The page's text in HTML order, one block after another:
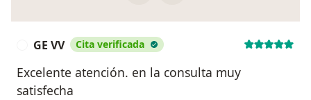
GE VV Cita verificada
Excelente atención. en la consulta muy
satisfecha